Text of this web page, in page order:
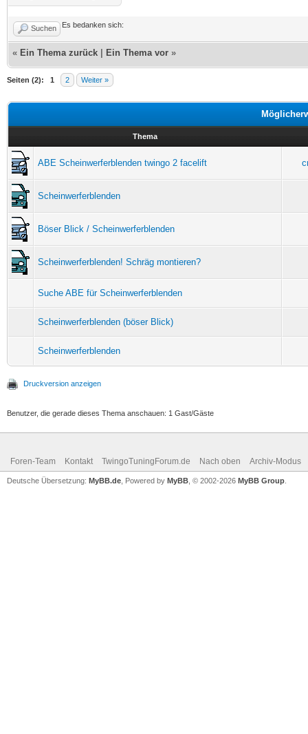
Suchen Es bedanken sich:
« Ein Thema zurück Ein Thema vor »
Seiten (2): 1 2 Weiter »
Thema
ABE Scheinwerferblenden twingo 2 facelift
Scheinwerferblenden
Böser Blick / Scheinwerferblenden
Scheinwerferblenden! Schräg montieren?
Suche ABE für Scheinwerferblenden
Scheinwerferblenden (böser Blick)
Scheinwerferblenden
Druckversion anzeigen
Benutzer, die gerade dieses Thema anschauen: 1 Gast/Gäste
Foren-Team Kontakt TwingoTuningForum.de Nach oben Archiv-Modus
Deutsche Übersetzung: MyBB.de , Powered by MyBB , © 2002-2026 MyBB Group